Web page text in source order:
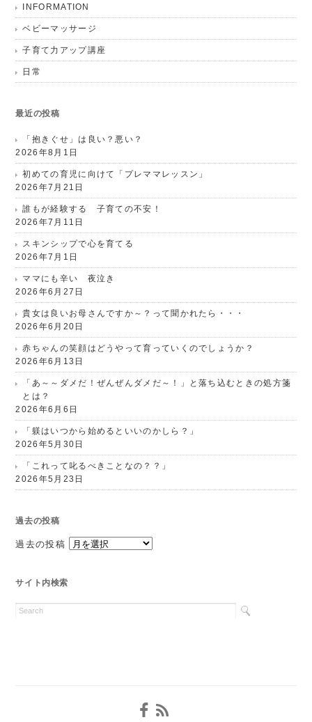
INFORMATION
ベビーマッサージ
子育て力アップ講座
日常
最近の投稿
「抱きぐせ」は良い？悪い？
2026年8月1日
初めての育児に向けて「プレママレッスン」
2026年7月21日
誰もが経験する 子育ての不安！
2026年7月11日
スキンシップで心を育てる
2026年7月1日
ママにも辛い 夜泣き
2026年6月27日
貴女は良いお母さんですか～？って聞かれたら・・・
2026年6月20日
赤ちゃんの笑顔はどうやって育っていくのでしょうか？
2026年6月13日
「あ～～ダメだ！ぜんぜんダメだ～！」と落ち込むときの処方箋
とは？
2026年6月6日
「躾はいつから始めるといいのかしら？」
2026年5月30日
「これって叱るべきことなの？？」
2026年5月23日
過去の投稿
過去の投稿
サイト内検索